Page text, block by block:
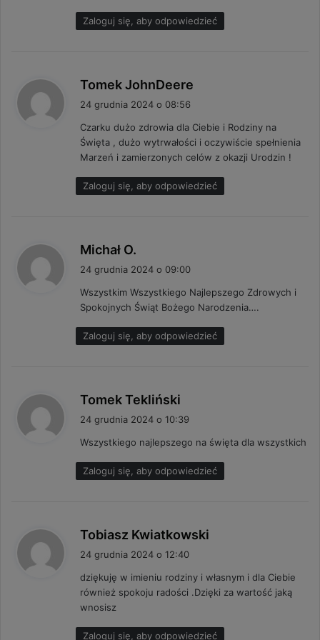
Zaloguj się, aby odpowiedzieć
Tomek JohnDeere
z
e
:
24 grudnia 2024 o 08:56
Czarku dużo zdrowia dla Ciebie i Rodziny na
Święta , dużo wytrwałości i oczywiście spełnienia
Marzeń i zamierzonych celów z okazji Urodzin !
Zaloguj się, aby odpowiedzieć
Michał O.
z
e
:
24 grudnia 2024 o 09:00
Wszystkim Wszystkiego Najlepszego Zdrowych i
Spokojnych Świąt Bożego Narodzenia….
Zaloguj się, aby odpowiedzieć
Tomek Tekliński
z
e
:
24 grudnia 2024 o 10:39
Wszystkiego najlepszego na święta dla wszystkich
Zaloguj się, aby odpowiedzieć
Tobiasz Kwiatkowski
z
e
24 grudnia 2024 o 12:40
dziękuję w imieniu rodziny i własnym i dla Ciebie
również spokoju radości .Dzięki za wartość jaką
wnosisz
Zaloguj się, aby odpowiedzieć